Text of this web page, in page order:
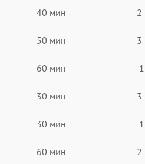
40 мин 2
50 мин 3
60 мин
30 мин 3
30 мин
60 мин 2